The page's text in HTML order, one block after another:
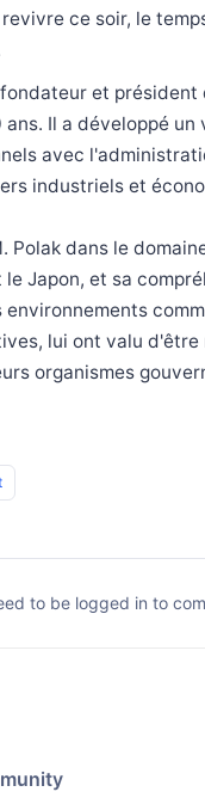
ce soir, le
et président
ans. Il a développé un
avec
industriels et
Polak dans le
Japon, et sa
lui ont valu d'être
organismes
to be logged in to